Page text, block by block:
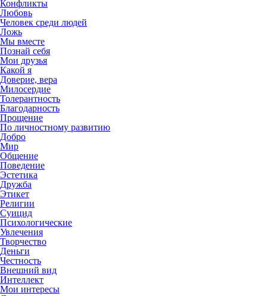
Конфликты
Любовь
Человек среди людей
Ложь
Мы вместе
Познай себя
Мои друзья
Какой я
Доверие, вера
Милосердие
Толерантность
Благодарность
Прощение
По личностному развитию
Добро
Мир
Общение
Поведение
Эстетика
Дружба
Этикет
Религии
Суицид
Психологические
Увлечения
Творчество
Деньги
Честность
Внешний вид
Интеллект
Мои интересы